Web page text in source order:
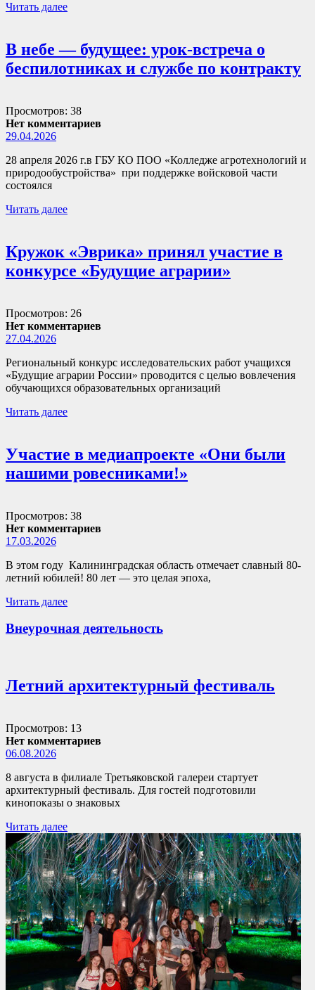
Читать далее
В небе — будущее: урок-встреча о
беспилотниках и службе по контракту
Просмотров: 38
Нет комментариев
29.04.2026
28 апреля 2026 г.в ГБУ КО ПОО «Колледже агротехнологий и
природообустройства» при поддержке войсковой части
состоялся
Читать далее
Кружок «Эврика» принял участие в
конкурсе «Будущие аграрии»
Просмотров: 26
Нет комментариев
27.04.2026
Региональный конкурс исследовательских работ учащихся
«Будущие аграрии России» проводится с целью вовлечения
обучающихся образовательных организаций
Читать далее
Участие в медиапроекте «Они были
нашими ровесниками!»
Просмотров: 38
Нет комментариев
17.03.2026
В этом году Калининградская область отмечает славный 80-
летний юбилей! 80 лет — это целая эпоха,
Читать далее
Внеурочная деятельность
Летний архитектурный фестиваль
Просмотров: 13
Нет комментариев
06.08.2026
8 августа в филиале Третьяковской галереи стартует
архитектурный фестиваль. Для гостей подготовили
кинопоказы о знаковых
Читать далее